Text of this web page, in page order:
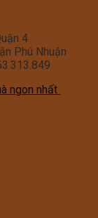
4
Phú Nhuận
ngon nhất